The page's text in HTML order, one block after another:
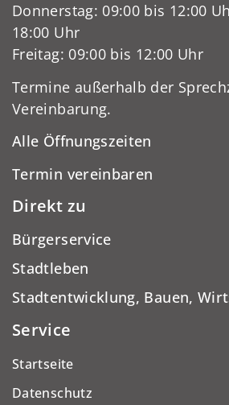
Donnerstag: 09:00 bis 12:00
18:00 Uhr
Freitag: 09:00 bis 12:00 Uhr
Termine außerhalb der
Vereinbarung.
Alle Öffnungszeiten
Termin vereinbaren
Direkt zu
Bürgerservice
Stadtleben
Stadtentwicklung, Bauen,
Service
Startseite
Datenschutz